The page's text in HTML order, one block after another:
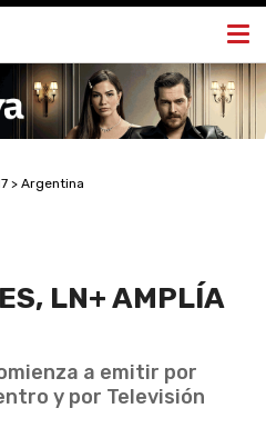
> Argentina
LN+ AMPLÍA
a emitir por
y por Televisión